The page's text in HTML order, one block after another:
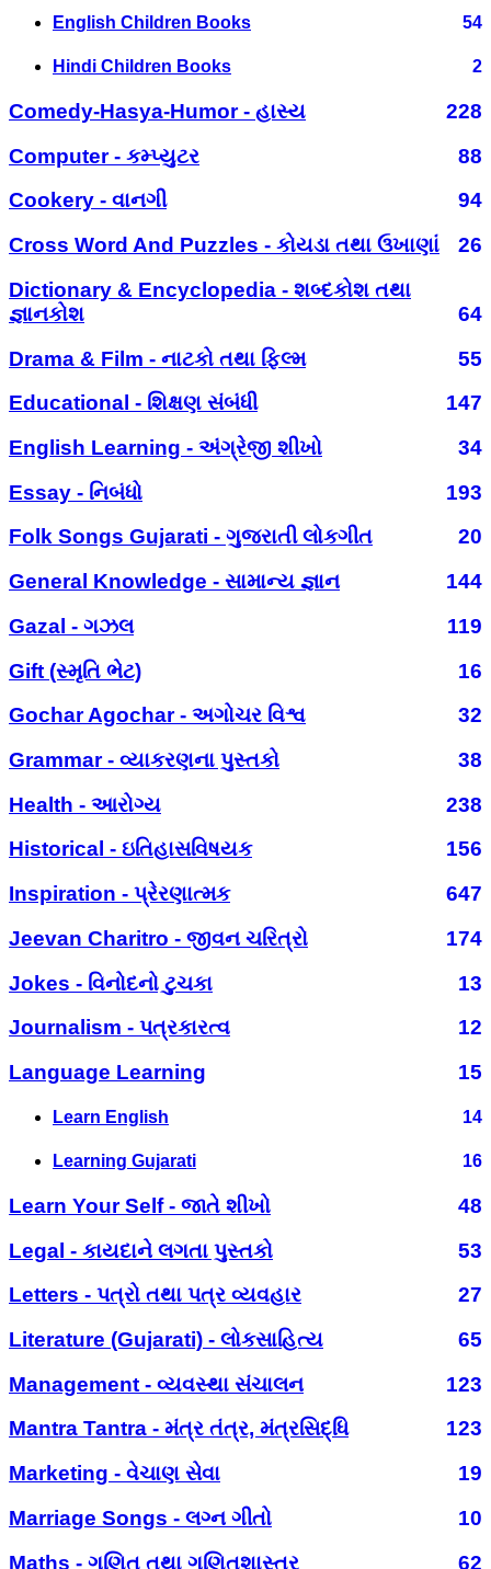
English Children Books 54
Hindi Children Books 2
Comedy-Hasya-Humor - હાસ્ય
228
Computer - કમ્પ્યુટર
88
Cookery - વાનગી
94
Cross Word And Puzzles - કોયડા તથા ઉખાણાં
26
Dictionary & Encyclopedia - શબ્દકોશ તથા
જ્ઞાનકોશ
64
Drama & Film - નાટકો તથા ફિલ્મ
55
Educational - શિક્ષણ સંબંધી
147
English Learning - અંગ્રેજી શીખો
34
Essay - નિબંધો
193
Folk Songs Gujarati - ગુજરાતી લોકગીત
20
General Knowledge - સામાન્ય જ્ઞાન
144
Gazal - ગઝલ
119
Gift (સ્મૃતિ ભેટ)
16
Gochar Agochar - અગોચર વિશ્વ
32
Grammar - વ્યાકરણના પુસ્તકો
38
Health - આરોગ્ય
238
Historical - ઇતિહાસવિષયક
156
Inspiration - પ્રેરણાત્મક
647
Jeevan Charitro - જીવન ચરિત્રો
174
Jokes - વિનોદનો ટુચકા
13
Journalism - પત્રકારત્વ
12
Language Learning
15
Learn English 14
Learning Gujarati 16
Learn Your Self - જાતે શીખો
48
Legal - કાયદાને લગતા પુસ્તકો
53
Letters - પત્રો તથા પત્ર વ્યવહાર
27
Literature (Gujarati) - લોકસાહિત્ય
65
Management - વ્યવસ્થા સંચાલન
123
Mantra Tantra - મંત્ર તંત્ર, મંત્રસિદ્ધિ
123
Marketing - વેચાણ સેવા
19
Marriage Songs - લગ્ન ગીતો
10
Maths - ગણિત તથા ગણિતશાસ્ત્ર
62